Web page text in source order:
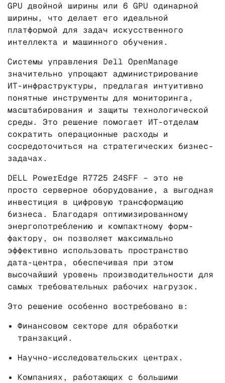
GPU двойной ширины или 6 GPU одинарной
ширины, что делает его идеальной
платформой для задач искусственного
интеллекта и машинного обучения.
Системы управления Dell OpenManage
значительно упрощают администрирование
ИТ-инфраструктуры, предлагая интуитивно
понятные инструменты для мониторинга,
масштабирования и защиты технологической
среды. Это решение помогает ИТ-отделам
сократить операционные расходы и
сосредоточиться на стратегических бизнес-
задачах.
DELL PowerEdge R7725 24SFF – это не
просто серверное оборудование, а выгодная
инвестиция в цифровую трансформацию
бизнеса. Благодаря оптимизированному
энергопотреблению и компактному форм-
фактору, он позволяет максимально
эффективно использовать пространство
дата-центра, обеспечивая при этом
высочайший уровень производительности для
самых требовательных рабочих нагрузок.
Это решение особенно востребовано в:
Финансовом секторе для обработки
транзакций.
Научно-исследовательских центрах.
Компаниях, работающих с большими